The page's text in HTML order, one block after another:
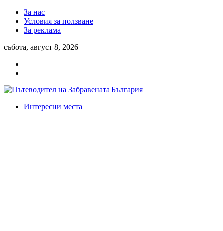
За нас
Условия за ползване
За реклама
събота, август 8, 2026
Интересни места